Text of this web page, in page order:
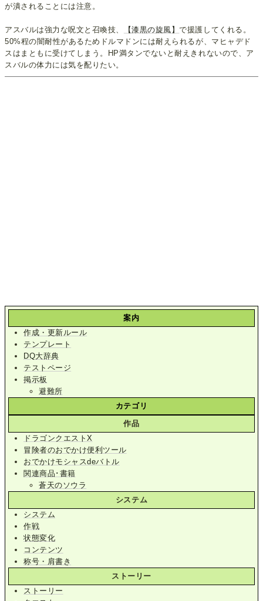
が潰されることには注意。
アスバルは強力な呪文と召喚技、 【漆黒の旋風】で援護してくれる。
50%程の闇耐性があるためドルマドンには耐えられるが、マヒャデド
スはまともに受けてしまう。HP満タンでないと耐えきれないので、ア
スバルの体力には気を配りたい。
案内
作成・更新ルール
テンプレート
DQ大辞典
テストページ
掲示板
避難所
カテゴリ
作品
ドラゴンクエストX
冒険者のおでかけ便利ツール
おでかけモシャスdeバトル
関連商品･書籍
蒼天のソウラ
システム
システム
作戦
状態変化
コンテンツ
称号・肩書き
ストーリー
ストーリー